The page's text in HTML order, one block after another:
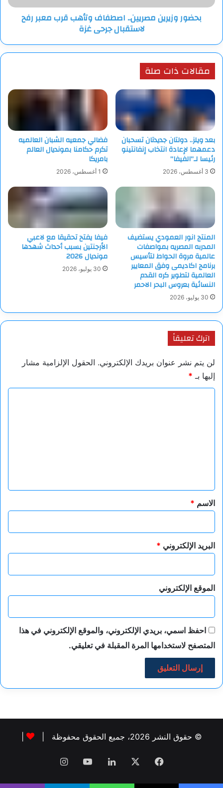
لاستقبال
جرحىبحضور وزيرين مصريين.. اصطفاف وتأهب قرب معبر رفح
لاستقبال جرحى غزة
مقالات ذات صلة
بعد ويلز.. دولتان جديدتان تسحبان
دعمهما لإعادة انتخاب إنفانتينو
رئيسا لـ”الفيفا”
3 أغسطس، 2026
فضالي جمعيه الشبان العالميه
تكرم حكامنا بمونديال العالم
بامريكا
1 أغسطس، 2026
المنتج انور العمودي يستضيف
المدربه المصريه بمواصفات
عالمية مروة الحواط لتأسيس
برنامج اكاديمى وفق المعايير
العالمية لتطوير كره القدم
النسائية بعروس البحر الاحمر
30 يوليو، 2026
فيفا يفتح تحقيقا مع لاعبي
الأرجنتين بسبب أحداث شهدها
مونديال 2026
30 يوليو، 2026
اترك تعليقاً
لن يتم نشر عنوان بريدك الإلكتروني. الحقول الإلزامية مشار
إليها بـ *
*
الاسم *
البريد الإلكتروني *
الموقع الإلكتروني
احفظ اسمي، بريدي الإلكتروني، والموقع الإلكتروني في هذا
المتصفح لاستخدامها المرة المقبلة في تعليقي.
© حقوق النشر 2026، جميع الحقوق محفوظة |
فيسبوك لينكدإن‫YouTubeانستقرام